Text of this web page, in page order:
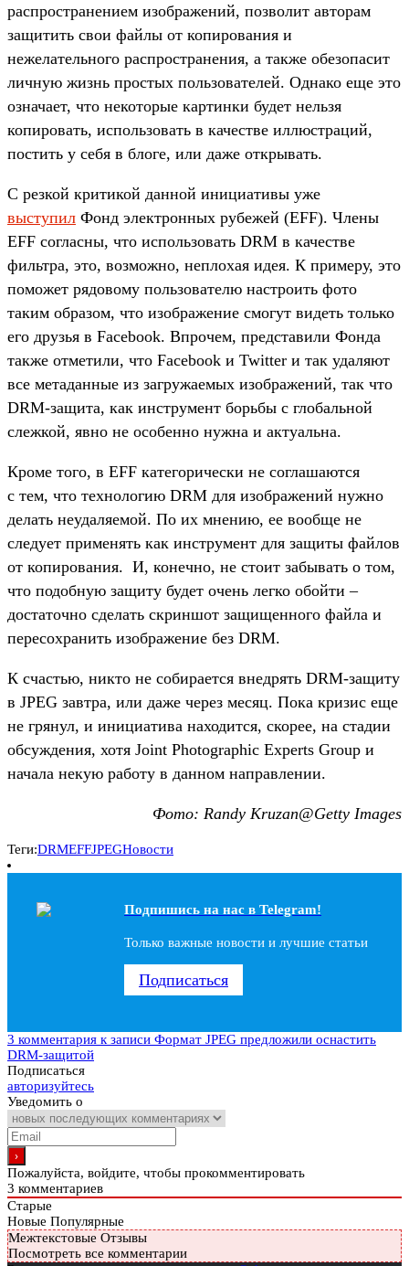
распространением изображений, позволит авторам
защитить свои файлы от копирования и
нежелательного распространения, а также обезопасит
личную жизнь простых пользователей. Однако еще это
означает, что некоторые картинки будет нельзя
копировать, использовать в качестве иллюстраций,
постить у себя в блоге, или даже открывать.
С резкой критикой данной инициативы уже
выступил Фонд электронных рубежей (EFF). Члены
EFF согласны, что использовать DRM в качестве
фильтра, это, возможно, неплохая идея. К примеру, это
поможет рядовому пользователю настроить фото
таким образом, что изображение смогут видеть только
его друзья в Facebook. Впрочем, представили Фонда
также отметили, что Facebook и Twitter и так удаляют
все метаданные из загружаемых изображений, так что
DRM-защита, как инструмент борьбы с глобальной
слежкой, явно не особенно нужна и актуальна.
Кроме того, в EFF категорически не соглашаются
с тем, что технологию DRM для изображений нужно
делать неудаляемой. По их мнению, ее вообще не
следует применять как инструмент для защиты файлов
от копирования. И, конечно, не стоит забывать о том,
что подобную защиту будет очень легко обойти –
достаточно сделать скриншот защищенного файла и
пересохранить изображение без DRM.
К счастью, никто не собирается внедрять DRM-защиту
в JPEG завтра, или даже через месяц. Пока кризис еще
не грянул, и инициатива находится, скорее, на стадии
обсуждения, хотя Joint Photographic Experts Group и
начала некую работу в данном направлении.
Фото: Randy Kruzan@Getty Images
Теги:DRMEFFJPEGНовости
Подпишись на наc в Telegram!
Только важные новости и лучшие статьи
Подписаться
3 комментария к записи Формат JPEG предложили оснастить
DRM-защитой
Подписаться
авторизуйтесь
Уведомить о
Пожалуйста, войдите, чтобы прокомментировать
3 комментариев
Старые
Новые Популярные
Межтекстовые Отзывы
Посмотреть все комментарии